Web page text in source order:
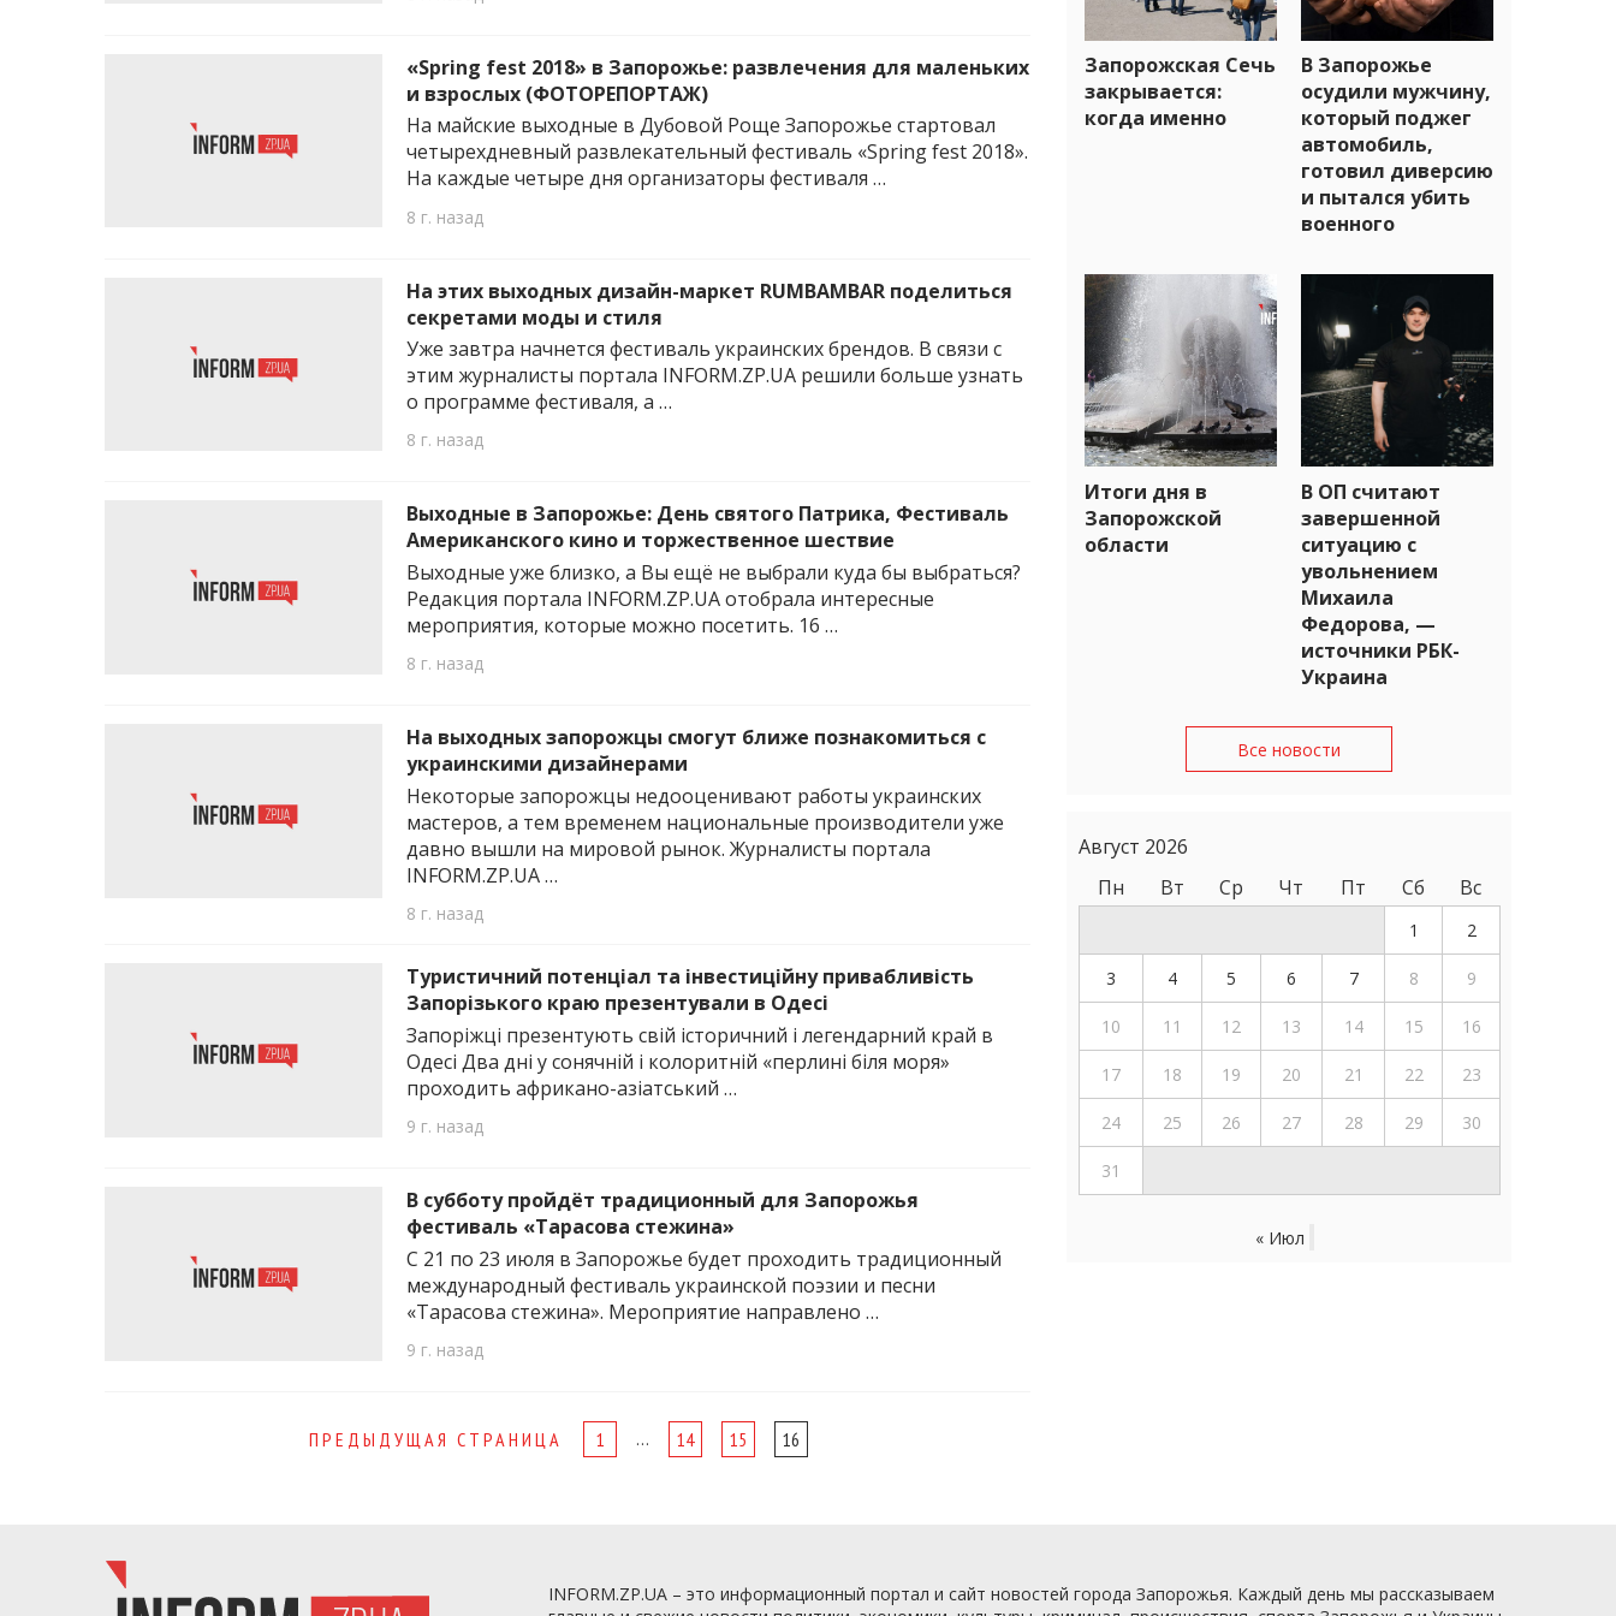
«Spring fest 2018» в Запорожье: развлечения для маленьких
и взрослых (ФОТОРЕПОРТАЖ)
На майские выходные в Дубовой Роще Запорожье стартовал
четырехдневный развлекательный фестиваль «Spring fest 2018».
На каждые четыре дня организаторы фестиваля …
8 г. назад
На этих выходных дизайн-маркет RUMBAMBAR поделиться
секретами моды и стиля
Уже завтра начнется фестиваль украинских брендов. В связи с
этим журналисты портала INFORM.ZP.UA решили больше узнать
о программе фестиваля, а …
8 г. назад
Выходные в Запорожье: День святого Патрика, Фестиваль
Американского кино и торжественное шествие
Выходные уже близко, а Вы ещё не выбрали куда бы выбраться?
Редакция портала INFORM.ZP.UA отобрала интересные
мероприятия, которые можно посетить. 16 …
8 г. назад
На выходных запорожцы смогут ближе познакомиться с
украинскими дизайнерами
Некоторые запорожцы недооценивают работы украинских
мастеров, а тем временем национальные производители уже
давно вышли на мировой рынок. Журналисты портала
INFORM.ZP.UA …
8 г. назад
Туристичний потенціал та інвестиційну привабливість
Запорізького краю презентували в Одесі
Запоріжці презентують свій історичний і легендарний край в
Одесі Два дні у сонячній і колоритній «перлині біля моря»
проходить африкано-азіатський …
9 г. назад
В субботу пройдёт традиционный для Запорожья
фестиваль «Тарасова стежина»
С 21 по 23 июля в Запорожье будет проходить традиционный
международный фестиваль украинской поэзии и песни
«Тарасова стежина». Мероприятие направлено …
9 г. назад
ПРЕДЫДУЩАЯ СТРАНИЦА 1 … 14 15 16
Запорожская Сечь
закрывается:
когда именно
В Запорожье
осудили мужчину,
который поджег
автомобиль,
готовил диверсию
и пытался убить
военного
Итоги дня в
Запорожской
области
В ОП считают
завершенной
ситуацию с
увольнением
Михаила
Федорова, —
источники РБК-
Украина
Все новости
Август 2026
Пн
Вт Ср Чт Пт Сб Вс
1 2
3 4 5 6 7 8 9
10 11 12 13 14 15 16
17 18 19 20 21 22 23
24 25 26 27 28 29 30
31
« Июл
INFORM.ZP.UA – это информационный портал и сайт новостей города Запорожья. Каждый день мы рассказываем